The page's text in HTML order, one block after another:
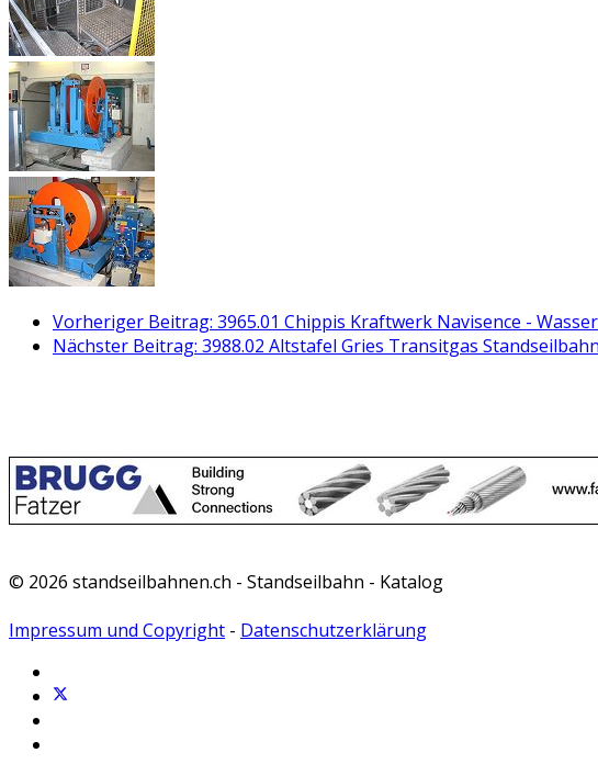
Vorheriger Beitrag: 3965.01 Chippis Kraftwerk Navisence -
Nächster Beitrag: 3988.02 Altstafel Gries Transitgas
© 2026 standseilbahnen.ch - Standseilbahn - Katalog
Impressum und Copyright - Datenschutzerklärung